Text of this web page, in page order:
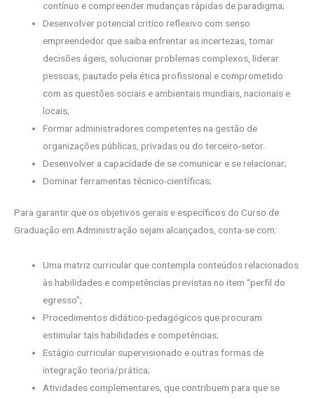
contínuo e compreender mudanças rápidas de paradigma;
Desenvolver potencial critico reflexivo com senso
empreendedor que saiba enfrentar as incertezas, tomar
decisões ágeis, solucionar problemas complexos, liderar
pessoas, pautado pela ética profissional e comprometido
com as questões sociais e ambientais mundiais, nacionais e
locais;
Formar administradores competentes na gestão de
organizações públicas, privadas ou do terceiro-setor.
Desenvolver a capacidade de se comunicar e se relacionar;
Dominar ferramentas técnico-científicas;
Para garantir que os objetivos gerais e específicos do Curso de
Graduação em Administração sejam alcançados, conta-se com:
Uma matriz curricular que contempla conteúdos relacionados
às habilidades e competências previstas no item “perfil do
egresso”;
Procedimentos didático-pedagógicos que procuram
estimular tais habilidades e competências;
Estágio curricular supervisionado e outras formas de
integração teoria/prática;
Atividades complementares, que contribuem para que se